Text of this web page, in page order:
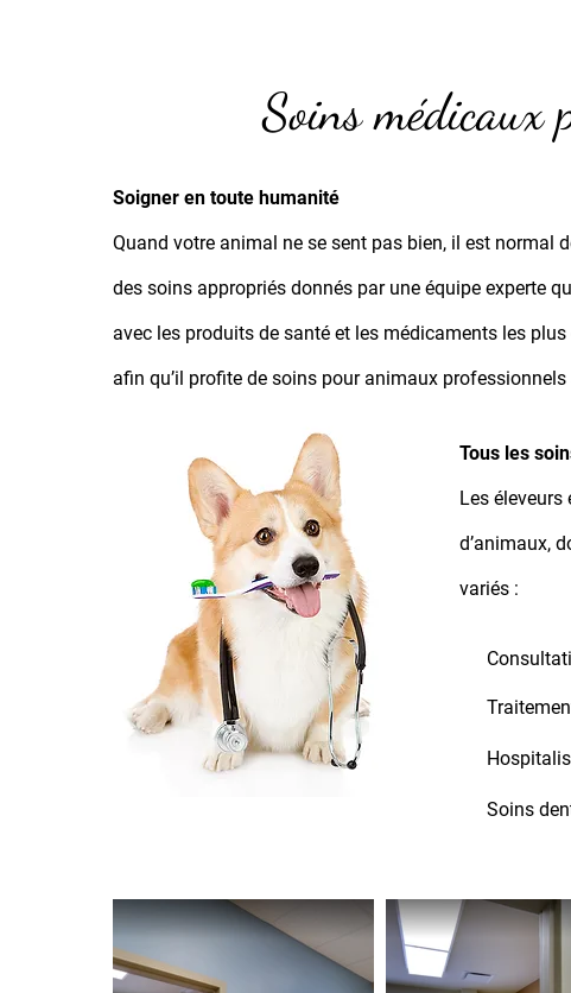
Soins
Soigner en toute humanité
Quand votre animal ne se sent pas bien, il est normal
des soins appropriés donnés par une équipe experte
avec les produits de santé et les médicaments les
afin qu’il profite de soins pour animaux
Tous les
Les
d’animaux,
variés :
Soins